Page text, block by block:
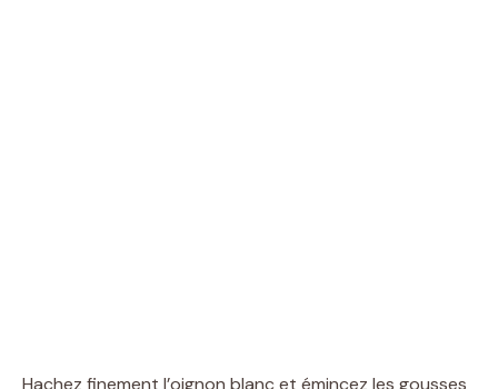
Hachez finement l’oignon blanc et émincez les gousses